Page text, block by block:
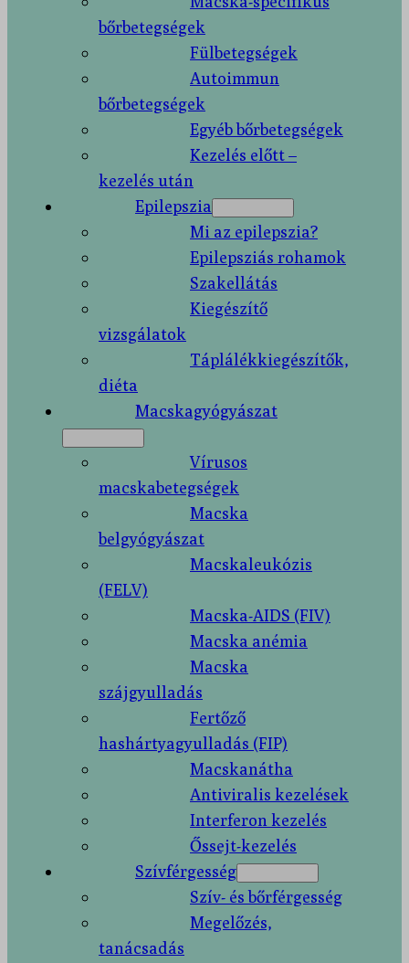
bőrbetegségek
Fülbetegségek
Autoimmun
bőrbetegségek
Egyéb bőrbetegségek
Kezelés előtt –
kezelés után
Epilepszia
Mi az epilepszia?
Epilepsziás rohamok
Szakellátás
Kiegészítő
vizsgálatok
Táplálékkiegészítők,
diéta
Macskagyógyászat
Vírusos
macskabetegségek
Macska
belgyógyászat
Macskaleukózis
(FELV)
Macska-AIDS (FIV)
Macska anémia
Macska
szájgyulladás
Fertőző
hashártyagyulladás (FIP)
Macskanátha
Antiviralis kezelések
Interferon kezelés
Őssejt-kezelés
Szívférgesség
Szív- és bőrférgesség
Megelőzés,
tanácsadás